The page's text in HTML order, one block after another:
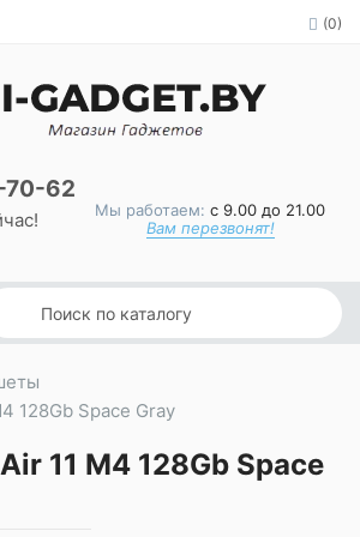
(0)
70-62
Мы работаем: с 9.00 до 21.00
Вам перезвонят!
128Gb Space Gray
11 M4 128Gb Space